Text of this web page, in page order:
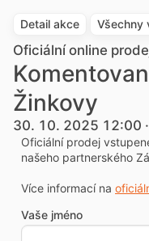
Detail akce Všechny
Oficiální online
Žinkovy
30. 10. 2025 12:00
Oficiální prodej
našeho partnerského
Více informací na
Vaše jméno